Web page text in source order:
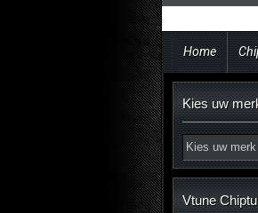
Home
Kies uw
Vtune